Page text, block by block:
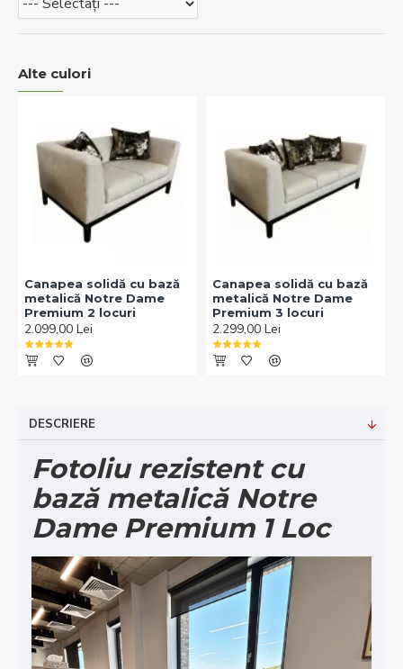
Alte culori
Canapea solidă cu bază
metalică Notre Dame
Premium 2 locuri
2.099,00 Lei
Canapea solidă cu bază
metalică Notre Dame
Premium 3 locuri
2.299,00 Lei
DESCRIERE
Fotoliu rezistent cu
bază metalică Notre
Dame Premium 1 Loc